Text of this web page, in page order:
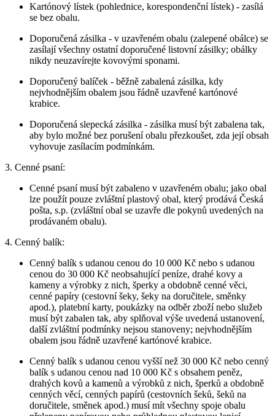
Kartónový lístek (pohlednice, korespondenční lístek) - zasílá
se bez obalu.
Doporučená zásilka - v uzavřeném obalu (zalepené obálce) se
zasílají všechny ostatní doporučené listovní zásilky; obálky
nikdy neuzavírejte kovovými sponami.
Doporučený balíček - běžně zabalená zásilka, kdy
nejvhodnějším obalem jsou řádně uzavřené kartónové
krabice.
Doporučená slepecká zásilka - zásilka musí být zabalena tak,
aby bylo možné bez porušení obalu přezkoušet, zda její obsah
vyhovuje zasílacím podmínkám.
3. Cenné psaní:
Cenné psaní musí být zabaleno v uzavřeném obalu; jako obal
lze použít pouze zvláštní plastový obal, který prodává Česká
pošta, s.p. (zvláštní obal se uzavře dle pokynů uvedených na
prodávaném obalu).
4. Cenný balík:
Cenný balík s udanou cenou do 10 000 Kč nebo s udanou
cenou do 30 000 Kč neobsahující peníze, drahé kovy a
kameny a výrobky z nich, šperky a obdobně cenné věci,
cenné papíry (cestovní šeky, šeky na doručitele, směnky
apod.), platební karty, poukázky na odběr zboží nebo služeb
musí být zabalen tak, aby splňoval výše uvedená ustanovení,
další zvláštní podmínky nejsou stanoveny; nejvhodnějším
obalem jsou řádně uzavřené kartónové krabice.
Cenný balík s udanou cenou vyšší než 30 000 Kč nebo cenný
balík s udanou cenou nad 10 000 Kč s obsahem peněz,
drahých kovů a kamenů a výrobků z nich, šperků a obdobně
cenných věcí, cenných papírů (cestovních šeků, šeků na
doručitele, směnek apod.) musí mít všechny spoje obalu